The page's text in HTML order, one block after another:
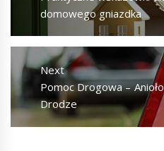
domowego gniazdka
Next
Next
post:
Pomoc Drogowa –
Drodze